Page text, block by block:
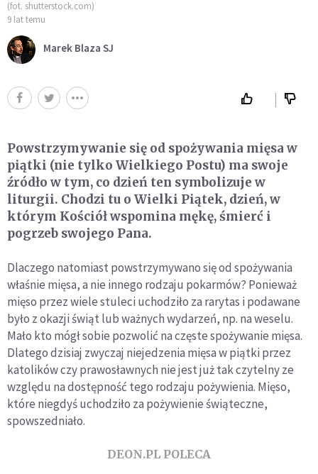
(fot. shutterstock.com)
9 lat temu
Marek Blaza SJ
Powstrzymywanie się od spożywania mięsa w
piątki (nie tylko Wielkiego Postu) ma swoje
źródło w tym, co dzień ten symbolizuje w
liturgii. Chodzi tu o Wielki Piątek, dzień, w
którym Kościół wspomina mękę, śmierć i
pogrzeb swojego Pana.
Dlaczego natomiast powstrzymywano się od spożywania
właśnie mięsa, a nie innego rodzaju pokarmów? Ponieważ
mięso przez wiele stuleci uchodziło za rarytas i podawane
było z okazji świąt lub ważnych wydarzeń, np. na weselu.
Mało kto mógł sobie pozwolić na częste spożywanie mięsa.
Dlatego dzisiaj zwyczaj niejedzenia mięsa w piątki przez
katolików czy prawosławnych nie jest już tak czytelny ze
względu na dostępność tego rodzaju pożywienia. Mięso,
które niegdyś uchodziło za pożywienie świąteczne,
spowszedniało.
DEON.PL POLECA